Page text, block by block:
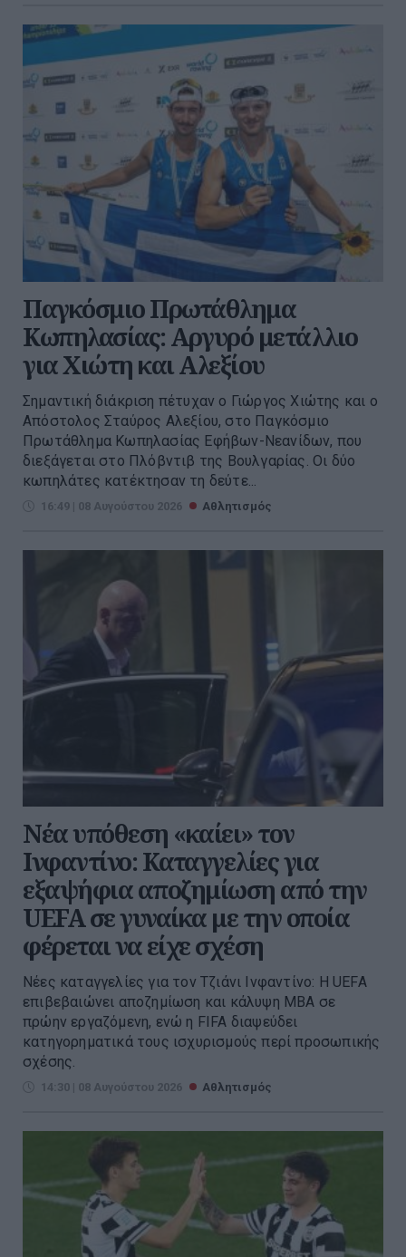
Παγκόσμιο Πρωτάθλημα
Κωπηλασίας: Αργυρό μετάλλιο
για Χιώτη και Αλεξίου
Σημαντική διάκριση πέτυχαν ο Γιώργος Χιώτης και ο
Απόστολος Σταύρος Αλεξίου, στο Παγκόσμιο
Πρωτάθλημα Κωπηλασίας Εφήβων-Νεανίδων, που
διεξάγεται στο Πλόβντιβ της Βουλγαρίας. Οι δύο
κωπηλάτες κατέκτησαν τη δεύτε...
16:49 | 08 Αυγούστου 2026 Αθλητισμός
Νέα υπόθεση «καίει» τον
Ινφαντίνο: Καταγγελίες για
εξαψήφια αποζημίωση από την
UEFA σε γυναίκα με την οποία
φέρεται να είχε σχέση
Νέες καταγγελίες για τον Τζιάνι Ινφαντίνο: Η UEFA
επιβεβαιώνει αποζημίωση και κάλυψη MBA σε
πρώην εργαζόμενη, ενώ η FIFA διαψεύδει
κατηγορηματικά τους ισχυρισμούς περί προσωπικής
σχέσης.
14:30 | 08 Αυγούστου 2026 Αθλητισμός